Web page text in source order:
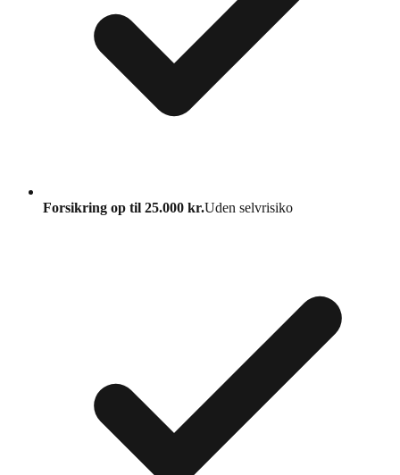
Forsikring op til 25.000 kr.Uden selvrisiko